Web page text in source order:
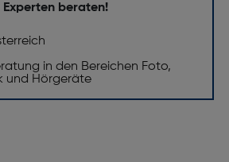
Experten beraten!
in den Bereichen Foto,
und Hörgeräte